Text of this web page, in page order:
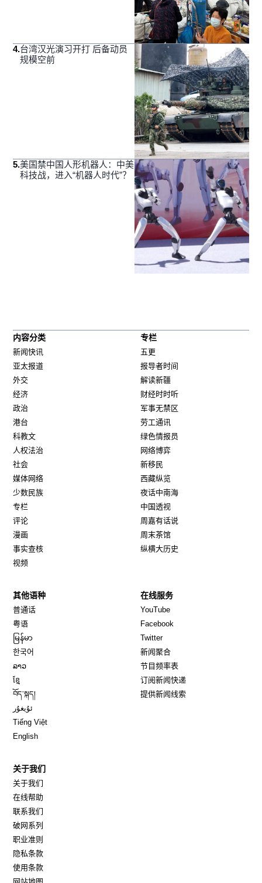
4.台湾汉光演习开打 后备动员
规模空前
5.美国禁中国人形机器人：中美
科技战，进入“机器人时代”？
内容分类
新闻快讯
亚太报道
外交
经济
政治
港台
科教文
人权法治
社会
媒体网络
少数民族
专栏
评论
漫画
事实查核
视频
专栏
五更
报导者时间
解读新疆
财经时时听
军事无禁区
劳工通讯
绿色情报员
网络博弈
新移民
西藏纵览
夜话中南海
中国透视
周嘉有话说
周末茶馆
纵横大历史
其他语种
普通话
粤语
မြန်မာ
한국어
ລາວ
ខ្មែ
བོད་སྐད།
ئۇيغۇر
Tiếng Việt
English
在线服务
YouTube
Facebook
TwitterOpens in new window
新闻聚合
节目频率表
订阅新闻快递
提供新闻线索
关于我们
关于我们
在线帮助
联系我们
破网系列
职业准则
隐私条款
使用条款